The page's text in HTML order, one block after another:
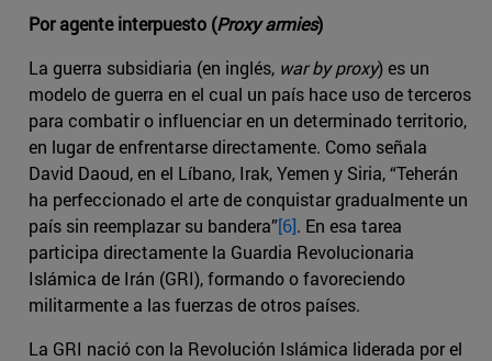
Por agente interpuesto (Proxy armies)
La guerra subsidiaria (en inglés, war by proxy) es un
modelo de guerra en el cual un país hace uso de terceros
para combatir o influenciar en un determinado territorio,
en lugar de enfrentarse directamente. Como señala
David Daoud, en el Líbano, Irak, Yemen y Siria, “Teherán
ha perfeccionado el arte de conquistar gradualmente un
país sin reemplazar su bandera”[6]. En esa tarea
participa directamente la Guardia Revolucionaria
Islámica de Irán (GRI), formando o favoreciendo
militarmente a las fuerzas de otros países.
La GRI nació con la Revolución Islámica liderada por el